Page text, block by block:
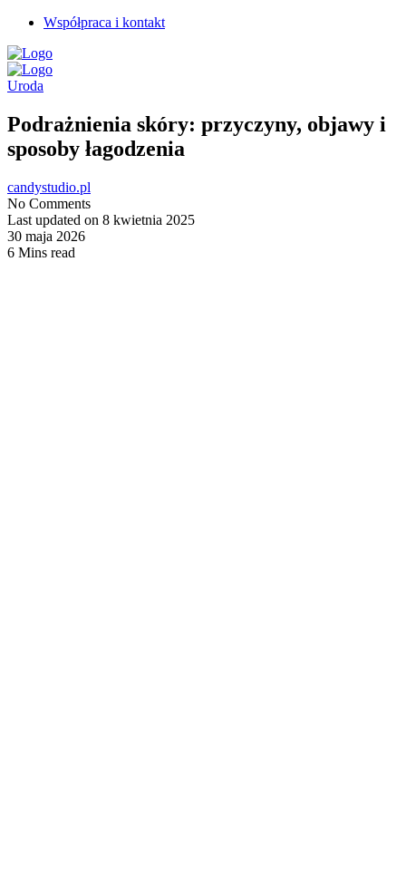
Współpraca i kontakt
Uroda
Podrażnienia skóry: przyczyny, objawy i
sposoby łagodzenia
candystudio.pl
No Comments
Last updated on 8 kwietnia 2025
30 maja 2026
6 Mins read